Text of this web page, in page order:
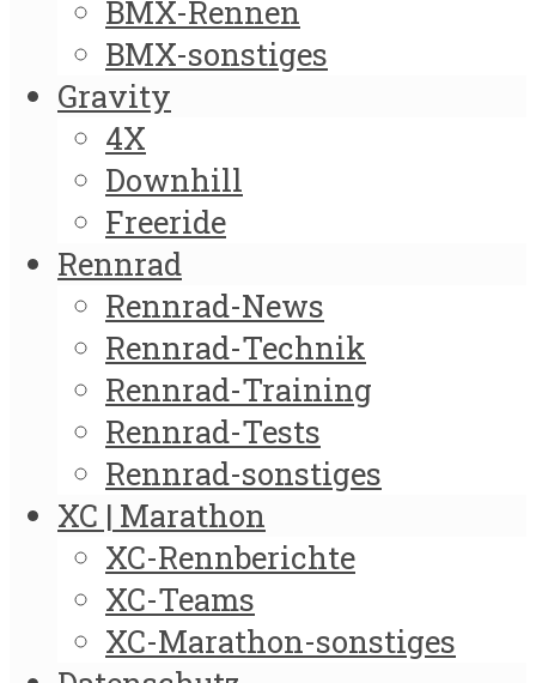
BMX-Rennen
BMX-sonstiges
Gravity
4X
Downhill
Freeride
Rennrad
Rennrad-News
Rennrad-Technik
Rennrad-Training
Rennrad-Tests
Rennrad-sonstiges
XC | Marathon
XC-Rennberichte
XC-Teams
XC-Marathon-sonstiges